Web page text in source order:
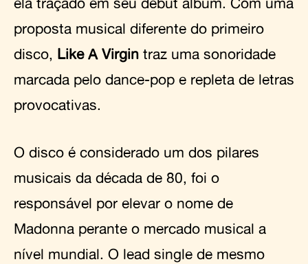
proposta musical diferente do primeiro
disco, Like A Virgin traz uma sonoridade
marcada pelo dance-pop e repleta de letras
provocativas.
O disco é considerado um dos pilares
musicais da década de 80, foi o
responsável por elevar o nome de
Madonna perante o mercado musical a
nível mundial. O lead single de mesmo